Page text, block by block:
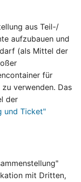
operations
attachments
export
links
room
Import
aus Teil-/
aufzubauen und
(als Mittel der
für
verwenden. Das
der
und Ticket"
mit Dritten,